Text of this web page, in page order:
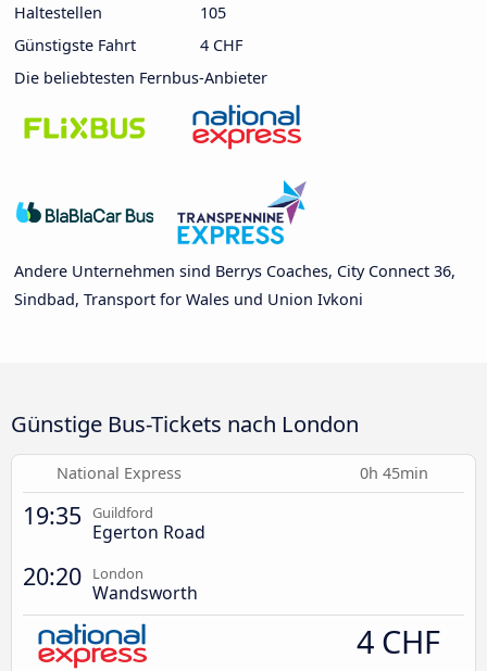
Haltestellen
105
Günstigste Fahrt
4 CHF
Die beliebtesten Fernbus-Anbieter
Andere Unternehmen sind Berrys Coaches, City Connect 36,
Sindbad, Transport for Wales und Union Ivkoni
Günstige Bus-Tickets nach London
National Express 0h 45min
19:35 Guildford
Egerton Road
20:20 London
Wandsworth
4 CHF